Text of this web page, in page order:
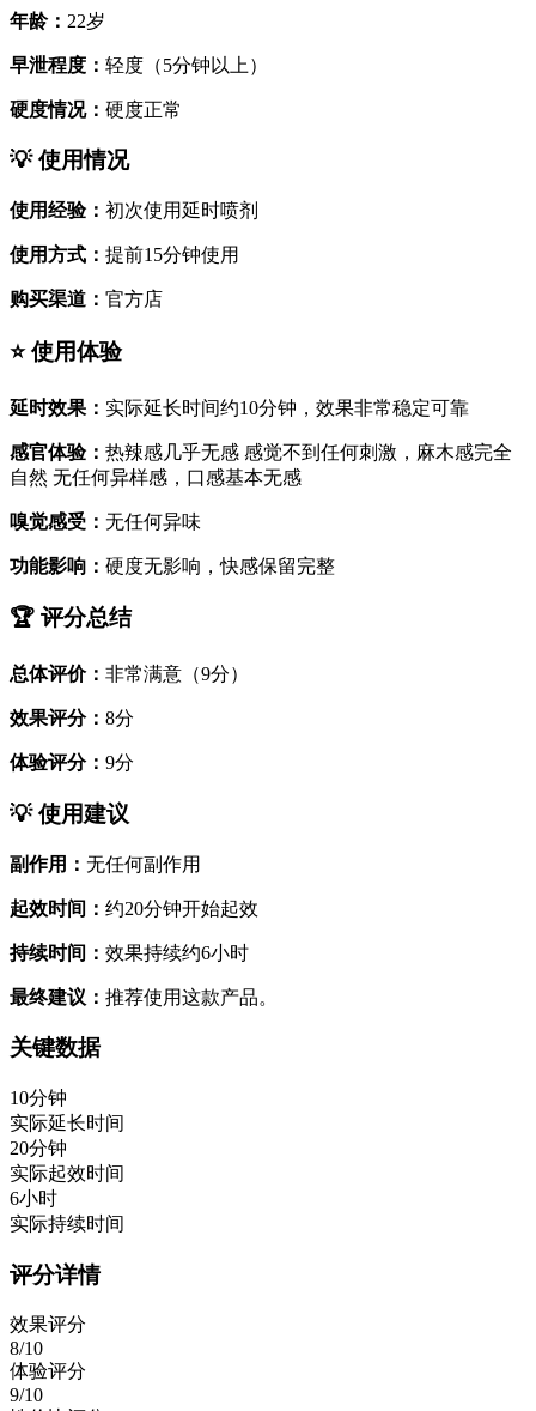
年龄： 22岁
早泄程度： 轻度（5分钟以上）
硬度情况： 硬度正常
💡 使用情况
使用经验： 初次使用延时喷剂
使用方式： 提前15分钟使用
购买渠道： 官方店
⭐ 使用体验
延时效果： 实际延长时间约10分钟，效果非常稳定可靠
感官体验： 热辣感几乎无感 感觉不到任何刺激，麻木感完全
自然 无任何异样感，口感基本无感
嗅觉感受： 无任何异味
功能影响： 硬度无影响，快感保留完整
🏆 评分总结
总体评价： 非常满意（9分）
效果评分： 8分
体验评分： 9分
💡 使用建议
副作用： 无任何副作用
起效时间： 约20分钟开始起效
持续时间： 效果持续约6小时
最终建议： 推荐使用这款产品。
关键数据
10分钟
实际延长时间
20分钟
实际起效时间
6小时
实际持续时间
评分详情
效果评分
8/10
体验评分
9/10